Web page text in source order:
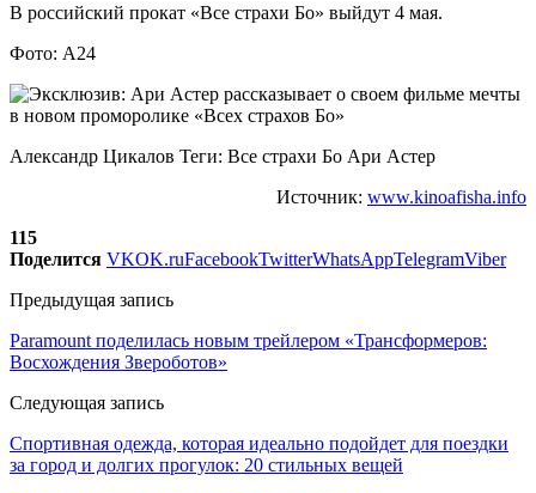
В российский прокат «Все страхи Бо» выйдут 4 мая.
Фото: A24
Александр Цикалов Теги: Все страхи Бо Ари Астер
Источник: www.kinoafisha.info
115
Поделится VKOK.ruFacebookTwitterWhatsAppTelegramViber
Предыдущая запись
Paramount поделилась новым трейлером «Трансформеров:
Восхождения Звероботов»
Следующая запись
Спортивная одежда, которая идеально подойдет для поездки
за город и долгих прогулок: 20 стильных вещей